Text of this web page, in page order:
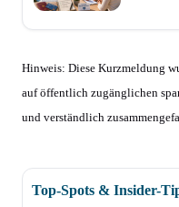
Hinweis: Diese Kurzmeldung
auf öffentlich zugänglichen
und verständlich
Top-Spots & Insider-